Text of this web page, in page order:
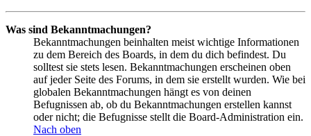
Was sind Bekanntmachungen?
Bekanntmachungen beinhalten meist wichtige Informationen
zu dem Bereich des Boards, in dem du dich befindest. Du
solltest sie stets lesen. Bekanntmachungen erscheinen oben
auf jeder Seite des Forums, in dem sie erstellt wurden. Wie bei
globalen Bekanntmachungen hängt es von deinen
Befugnissen ab, ob du Bekanntmachungen erstellen kannst
oder nicht; die Befugnisse stellt die Board-Administration ein.
Nach oben